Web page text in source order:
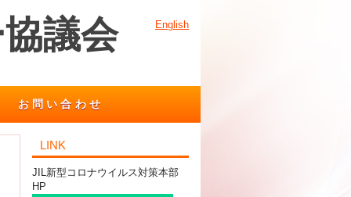
議会 English
お問い合わせ
LINK
JIL新型コロナウイルス対策本部
HP